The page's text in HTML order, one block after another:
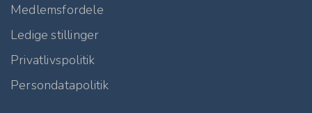
Medlemsfordele
Ledige stillinger
Privatlivspolitik
Persondatapolitik